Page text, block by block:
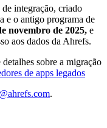
integração, criado
e o antigo programa de
novembro de 2025, e
aos dados da Ahrefs.
sobre a migração
de apps legados
.